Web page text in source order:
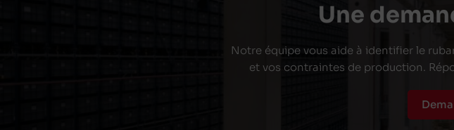
Une
Notre équipe vous aide à identifier le
et vos contraintes de production.